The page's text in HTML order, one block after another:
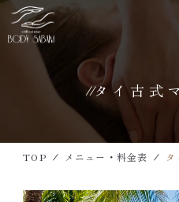
当店について
タイ古式
TOP メニュー・料金表